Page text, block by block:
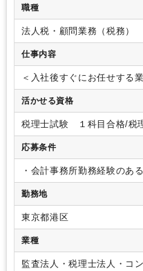
職種
法人税・顧問業務（税務）
仕事内容
＜入社後すぐにお任せする
らお任せし、クライアント
かんでいただきます。
場に慣れる期間をもうけて
＞主担当になっていただき
携わっていただきます。
活かせる資格
税理士試験 １科目合格/税
験 ３科目合格/税理士試験
応募条件
・会計事務所勤務経験のあ
含めた、法人の年間税務を
簿記検定２～３級をお持ち
尚可） ｛簿記勉強中の方も
勤務地
東京都港区
業種
監査法人・税理士法人・コ